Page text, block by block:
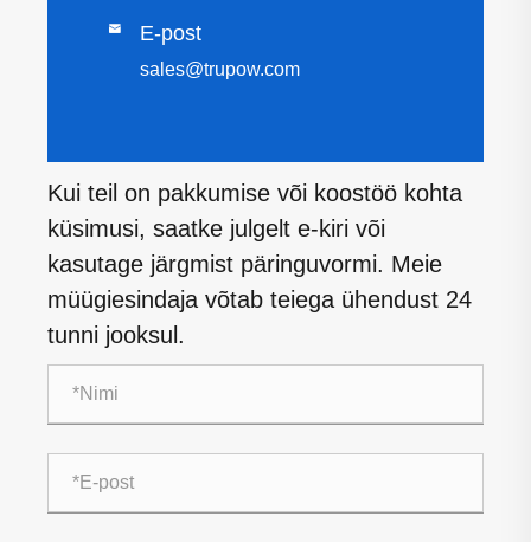
 E-post
sales@trupow.com
Kui teil on pakkumise või koostöö kohta
küsimusi, saatke julgelt e-kiri või
kasutage järgmist päringuvormi. Meie
müügiesindaja võtab teiega ühendust 24
tunni jooksul.